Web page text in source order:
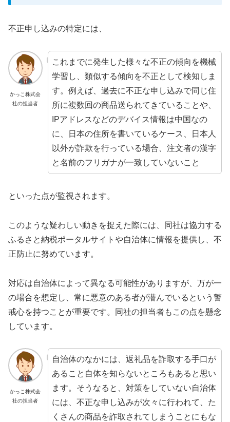
不正申し込みの特定には、
かっこ株式会
社の担当者
これまでに発生した様々な不正の傾向を機械
学習し、類似する傾向を不正として検知しま
す。例えば、過去に不正な申し込みで同じ住
所に複数回の商品送られてきていることや、
IPアドレスなどのデバイス情報は中国なの
に、日本の住所を書いているケース、日本人
以外が詐欺を行っている場合、注文者の漢字
と名前のフリガナが一致していないこと
といった点が監視されます。
このような疑わしい動きを捉えた際には、同社は協力する
ふるさと納税ポータルサイトや自治体に情報を提供し、不
正防止に努めています。
対応は自治体によって異なる可能性がありますが、万が一
の場合を想定し、常に悪意のある者が潜んでいるという警
戒心を持つことが重要です。同社の担当者もこの点を懸念
しています。
かっこ株式会
社の担当者
自治体のなかには、返礼品を詐取する手口が
あること自体を知らないところもあると思い
ます。そうなると、対策をしていない自治体
には、不正な申し込みが次々に行われて、た
くさんの商品を詐取されてしまうことにもな